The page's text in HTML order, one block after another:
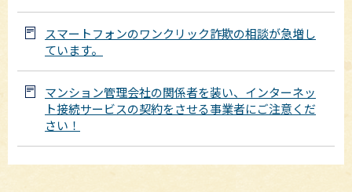
スマートフォンのワンクリック詐欺の相談が急増し
ています。
マンション管理会社の関係者を装い、インターネッ
ト接続サービスの契約をさせる事業者にご注意くだ
さい！